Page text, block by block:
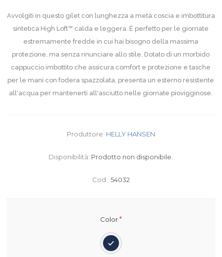
Avvolgiti in questo gilet con lunghezza a metà coscia e imbottitura
sintetica High Loft™ calda e leggera. È perfetto per le giornate
estremamente fredde in cui hai bisogno della massima
protezione, ma senza rinunciare allo stile. Dotato di un morbido
cappuccio imbottito che assicura comfort e protezione e tasche
per le mani con fodera spazzolata, presenta un esterno resistente
all'acqua per mantenerti all'asciutto nelle giornate piovigginose.
Produttore: HELLY HANSEN
Disponibilità: Prodotto non disponibile.
Cod.: 54032
Color*